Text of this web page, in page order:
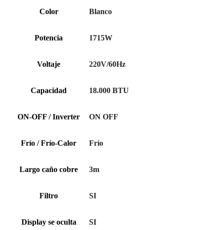
Color Blanco
Potencia 1715W
Voltaje 220V/60Hz
Capacidad 18.000 BTU
ON-OFF / Inverter ON OFF
Frío / Frío-Calor Frío
Largo caño cobre 3m
Filtro SI
Display se oculta SI